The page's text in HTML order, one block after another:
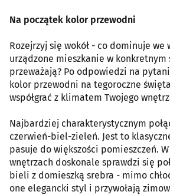
Na początek kolor przewodni
Rozejrzyj się wokół - co dominuje we
urządzone mieszkanie w konkretnym
przeważają? Po odpowiedzi na
kolor przewodni na tegoroczne
współgrać z klimatem Twojego
Najbardziej charakterystycznym
czerwień-biel-zieleń. Jest to
pasuje do większości pomieszczeń.
wnętrzach doskonale sprawdzi się
bieli z domieszką srebra - mimo
one elegancki styl i przywołają